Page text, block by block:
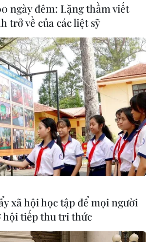
ngày đêm: Lặng thầm viết
trở về của các liệt sỹ
xã hội học tập để mọi người
hội tiếp thu tri thức